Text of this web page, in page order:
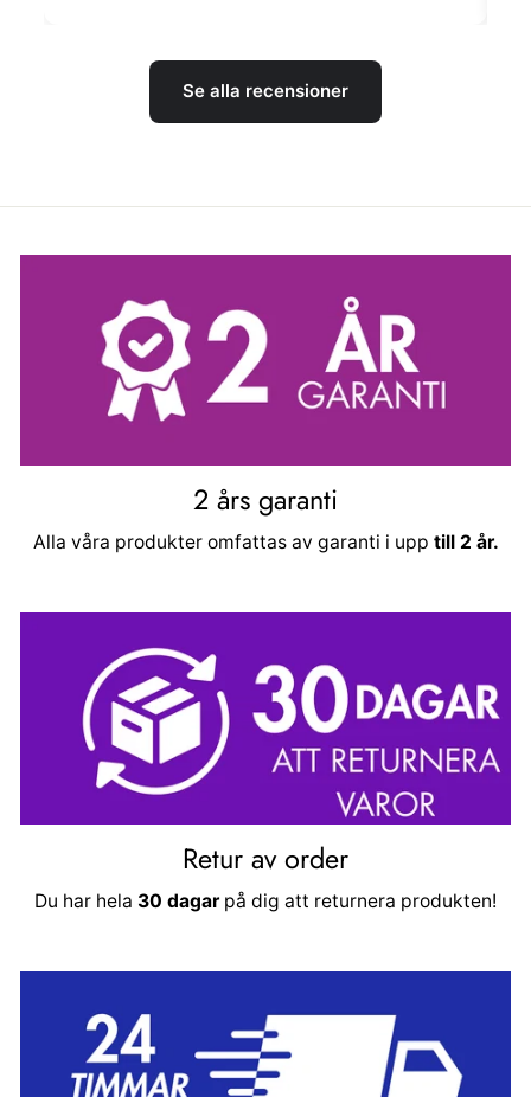
Se alla recensioner
2 års garanti
Alla våra produkter omfattas av garanti i upp till 2 år.
Retur av order
Du har hela 30 dagarpå dig att returnera produkten!